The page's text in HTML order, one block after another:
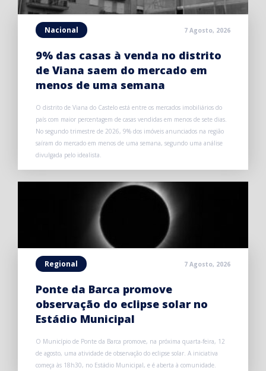
Nacional 7 Agosto, 2026
9% das casas à venda no distrito
de Viana saem do mercado em
menos de uma semana
O distrito de Viana do Castelo está entre os mercados imobiliários do
país com maior percentagem de casas vendidas em menos de sete dias.
No segundo trimestre de 2026, 9% dos imóveis anunciados na região
saíram do mercado em menos de uma semana, segundo uma análise
divulgada pelo idealista.
Regional 7 Agosto, 2026
Ponte da Barca promove
observação do eclipse solar no
Estádio Municipal
O Município de Ponte da Barca promove, na próxima quarta-feira, 12
de agosto, uma atividade de observação do eclipse solar. A iniciativa
começa às 18h30, no Estádio Municipal, e é aberta à comunidade.